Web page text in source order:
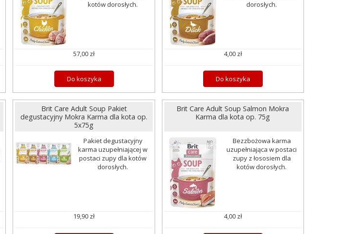
kotów dorosłych.
57,00 zł
Do koszyka
dorosłych.
4,00 zł
Do koszyka
Brit Care Adult Soup Pakiet
degustacyjny Mokra Karma dla kota op.
5x75g
Pakiet degustacyjny
karma uzupełniającej w
postaci zupy dla kotów
dorosłych.
19,90 zł
Brit Care Adult Soup Salmon Mokra
Karma dla kota op. 75g
Bezzbożowa karma
uzupełniająca w postaci
zupy z łososiem dla
kotów dorosłych.
4,00 zł